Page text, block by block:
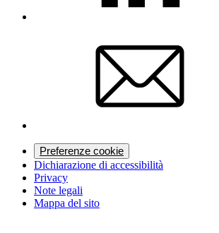
Preferenze cookie
Dichiarazione di accessibilità
Privacy
Note legali
Mappa del sito